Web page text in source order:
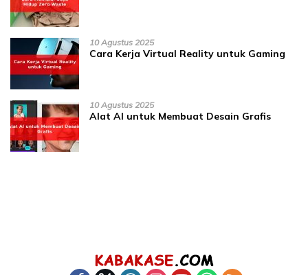
10 Agustus 2025
Cara Kerja Virtual Reality untuk Gaming
10 Agustus 2025
Alat AI untuk Membuat Desain Grafis